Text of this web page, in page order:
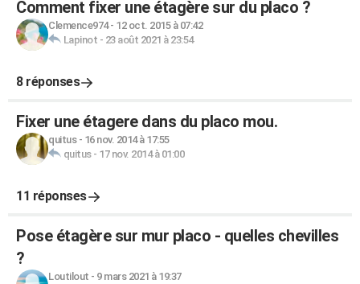
Comment fixer une étagère sur du placo ?
Clemence974- 12 oct. 2015 à 07:42
Lapinot - 23 août 2021 à 23:54
8 réponses
Fixer une étagere dans du placo mou.
quitus- 16 nov. 2014 à 17:55
quitus- 17 nov. 2014 à 01:00
11 réponses
Pose étagère sur mur placo - quelles chevilles
?
Loutilout - 9 mars 2021 à 19:37